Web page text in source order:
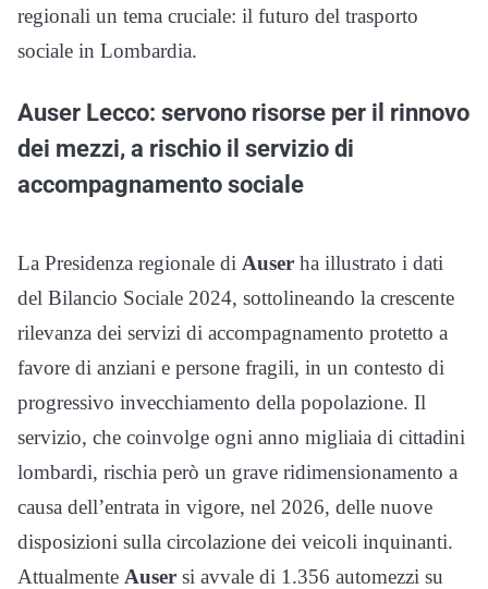
regionali un tema cruciale: il futuro del trasporto
sociale in Lombardia.
Auser Lecco: servono risorse per il rinnovo
dei mezzi, a rischio il servizio di
accompagnamento sociale
La Presidenza regionale di Auser ha illustrato i dati
del Bilancio Sociale 2024, sottolineando la crescente
rilevanza dei servizi di accompagnamento protetto a
favore di anziani e persone fragili, in un contesto di
progressivo invecchiamento della popolazione. Il
servizio, che coinvolge ogni anno migliaia di cittadini
lombardi, rischia però un grave ridimensionamento a
causa dell’entrata in vigore, nel 2026, delle nuove
disposizioni sulla circolazione dei veicoli inquinanti.
Attualmente Auser si avvale di 1.356 automezzi su